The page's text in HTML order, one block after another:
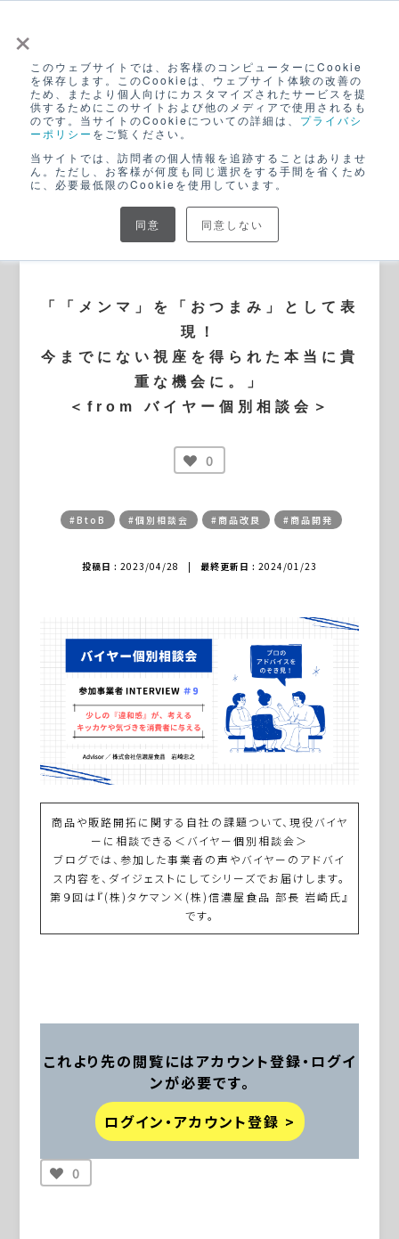
×
このウェブサイトでは、お客様のコンピューターにCookie
を保存します。このCookieは、ウェブサイト体験の改善の
ため、またより個人向けにカスタマイズされたサービスを提
供するためにこのサイトおよび他のメディアで使用されるも
のです。当サイトのCookieについての詳細は、 プライバシ
ーポリシー をご覧ください。
当サイトでは、訪問者の個人情報を追跡することはありませ
ん。ただし、お客様が何度も同じ選択をする手間を省くため
に、必要最低限のCookieを使用しています。
同意 同意しない
ログイン
無料アカウント登録
「「メンマ」を「おつまみ」として表
現！
今までにない視座を得られた本当に貴
重な機会に。」
＜from バイヤー個別相談会＞
0
#BtoB #個別相談会 #商品改良 #商品開発
投稿日 : 2023/04/28 | 最終更新日 : 2024/01/23
商品や販路開拓に関する自社の課題ついて、現役バイヤ
ーに相談できる＜バイヤー個別相談会＞
ブログでは、参加した事業者の声やバイヤーのアドバイ
ス内容を、ダイジェストにしてシリーズでお届けします。
第９回は『(株)タケマン×(株)信濃屋食品 部長 岩崎氏』
です。
これより先の閲覧にはアカウント登録・ログイ
ンが必要です。
ログイン・アカウント登録 >
0